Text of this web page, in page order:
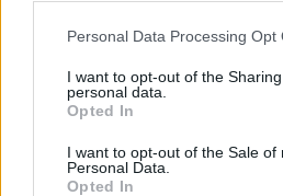
Please note that this website/app
not limited to your visit or usage
grant or deny consent to Google
use your data for below specified
consent section.
Personal Data Processing Opt
I want to opt-out of the
personal data.
Opted In
I want to opt-out of the Sale of
Personal Data.
Opted In
Basket Serie A: guida ai ruoli,
metriche